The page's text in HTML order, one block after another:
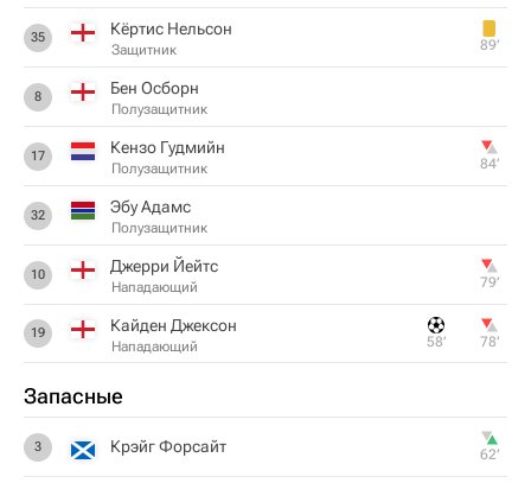
35 Кёртис Нельсон
Защитник 89‎’‎
8 Бен Осборн
Полузащитник
17 Кензо Гудмийн
Полузащитник 84‎’‎
32 Эбу Адамс
Полузащитник
10 Джерри Йейтс
Нападающий 79‎’‎
19 Кайден Джексон
Нападающий 58‎’‎ 78‎’‎
Запасные
3 Крэйг Форсайт 62‎’‎